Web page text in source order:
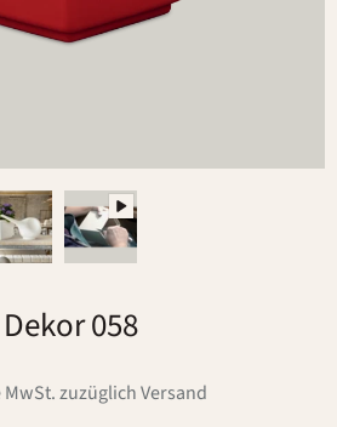
058
zuzüglich Versand